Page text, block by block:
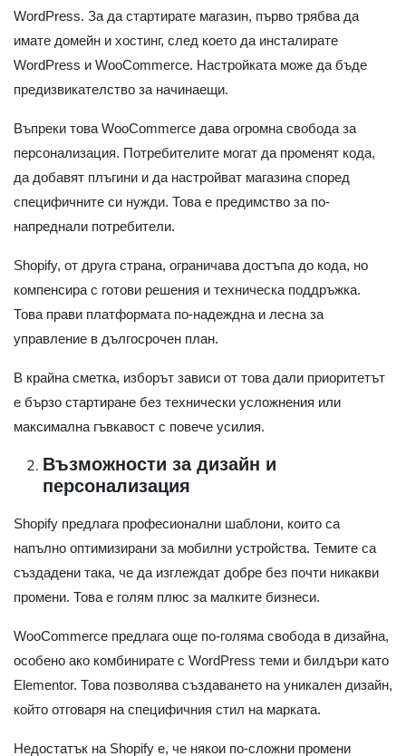
WordPress. За да стартирате магазин, първо трябва да
имате домейн и хостинг, след което да инсталирате
WordPress и WooCommerce. Настройката може да бъде
предизвикателство за начинаещи.
Въпреки това WooCommerce дава огромна свобода за
персонализация. Потребителите могат да променят кода,
да добавят плъгини и да настройват магазина според
специфичните си нужди. Това е предимство за по-
напреднали потребители.
Shopify, от друга страна, ограничава достъпа до кода, но
компенсира с готови решения и техническа поддръжка.
Това прави платформата по-надеждна и лесна за
управление в дългосрочен план.
В крайна сметка, изборът зависи от това дали приоритетът
е бързо стартиране без технически усложнения или
максимална гъвкавост с повече усилия.
Възможности за дизайн и
персонализация
Shopify предлага професионални шаблони, които са
напълно оптимизирани за мобилни устройства. Темите са
създадени така, че да изглеждат добре без почти никакви
промени. Това е голям плюс за малките бизнеси.
WooCommerce предлага още по-голяма свобода в дизайна,
особено ако комбинирате с WordPress теми и билдъри като
Elementor. Това позволява създаването на уникален дизайн,
който отговаря на специфичния стил на марката.
Недостатък на Shopify е, че някои по-сложни промени